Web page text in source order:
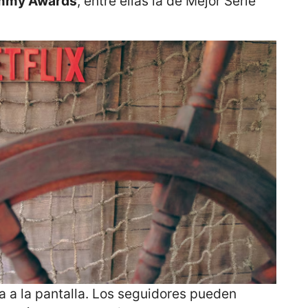
a la pantalla. Los seguidores pueden